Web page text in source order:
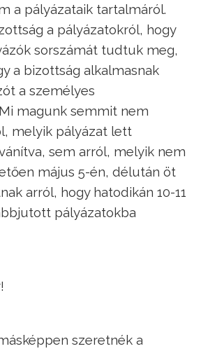
a pályázataik tartalmáról.
a pályázatokról, hogy
sorszámát tudtuk meg,
a bizottság alkalmasnak
a személyes
magunk semmit nem
melyik pályázat lett
sem arról, melyik nem
május 5-én, délután öt
arról, hogy hatodikán 10-11
pályázatokba
szeretnék a